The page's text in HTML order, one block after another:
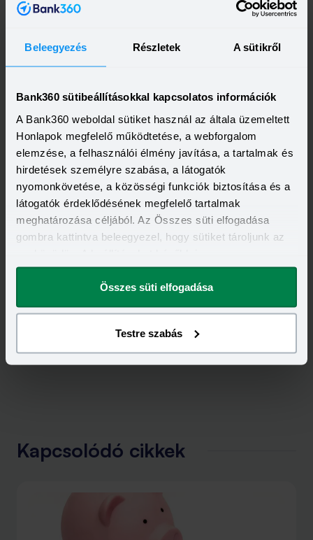
Beleegyezés Részletek A sütikről
Bank360 sütibeállításokkal kapcsolatos információk
A Bank360 weboldal sütiket használ az általa üzemeltett
Honlapok megfelelő működtetése, a webforgalom
elemzése, a felhasználói élmény javítása, a tartalmak és
hirdetések személyre szabása, a látogatók
nyomonkövetése, a közösségi funkciók biztosítása és a
látogatók érdeklődésének megfelelő tartalmak
meghatározása céljából. Az Összes süti elfogadása
gombra kattintva beleegyezel, hogy sütiket tároljunk az
megváltoztathatod.
Összes süti elfogadása
Testre szabás
Kapcsolódó címkék
ÖNKÉNTES NYUGDÍJPÉNZTÁR
NYUGDÍJ
NYUGDÍJ ELŐTAKARÉKOSSÁG
INGATLAN LAKÁSHITEL
Kapcsolódó cikkek